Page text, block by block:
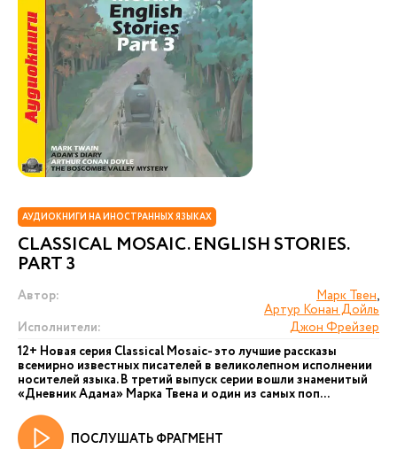
АУДИОКНИГИ НА ИНОСТРАННЫХ ЯЗЫКАХ
CLASSICAL MOSAIC. ENGLISH STORIES.
PART 3
Автор: Марк Твен,
Артур Конан Дойль
Исполнители:
Джон Фрейзер
12+ Новая серия Сlassical Mosaic- это лучшие рассказы
всемирно известных писателей в великолепном исполнении
носителей языка. В третий выпуск серии вошли знаменитый
«Дневник Адама» Марка Твена и один из самых поп...
ПОСЛУШАТЬ ФРАГМЕНТ